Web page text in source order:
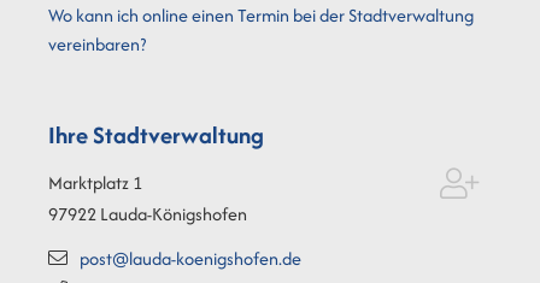
Wo kann ich online einen Termin bei der Stadtverwaltung
vereinbaren?
Ihre Stadtverwaltung
Marktplatz 1
97922Lauda-Königshofen
post@lauda-koenigshofen.de